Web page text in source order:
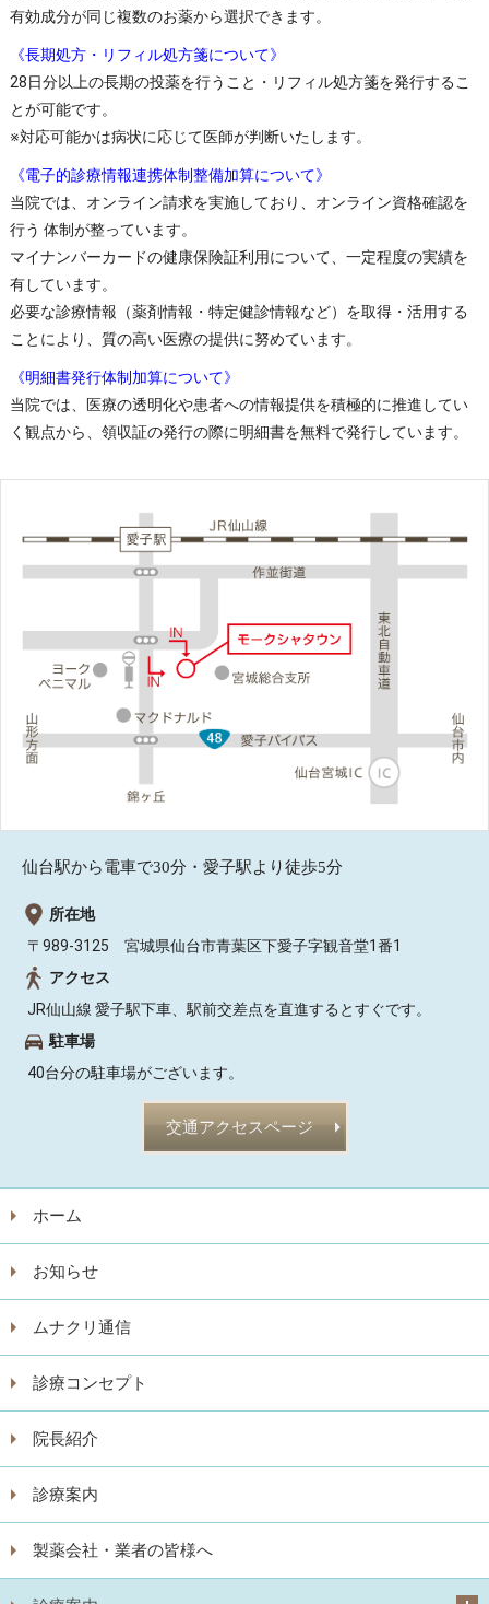
有効成分が同じ複数のお薬から選択できます。
《長期処方・リフィル処方箋について》
28日分以上の長期の投薬を行うこと・リフィル処方箋を発行するこ
とが可能です。
※対応可能かは病状に応じて医師が判断いたします。
《電子的診療情報連携体制整備加算について》
当院では、オンライン請求を実施しており、オンライン資格確認を
行う 体制が整っています。
マイナンバーカードの健康保険証利用について、一定程度の実績を
有しています。
必要な診療情報（薬剤情報・特定健診情報など）を取得・活用する
ことにより、質の高い医療の提供に努めています。
《明細書発行体制加算について》
当院では、医療の透明化や患者への情報提供を積極的に推進してい
く観点から、領収証の発行の際に明細書を無料で発行しています。
仙台駅から電車で30分・愛子駅より徒歩5分
所在地
〒989-3125 宮城県仙台市青葉区下愛子字観音堂1番1
アクセス
JR仙山線 愛子駅下車、駅前交差点を直進するとすぐです。
駐車場
40台分の駐車場がございます。
交通アクセスページ
ホーム
お知らせ
ムナクリ通信
診療コンセプト
院長紹介
診療案内
製薬会社・業者の皆様へ